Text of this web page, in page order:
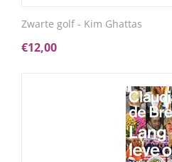
Zwarte golf - Kim Ghattas
€12,00